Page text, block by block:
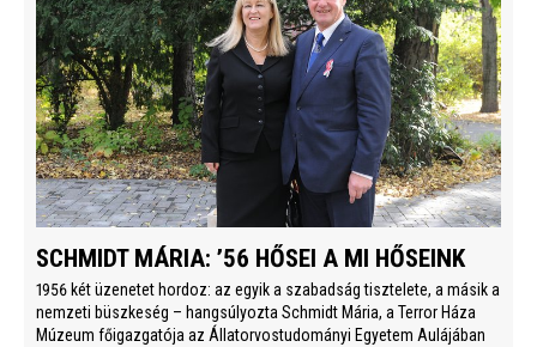
SCHMIDT MÁRIA: ’56 HŐSEI A MI HŐSEINK
1956 két üzenetet hordoz: az egyik a szabadság tisztelete, a másik a
nemzeti büszkeség – hangsúlyozta Schmidt Mária, a Terror Háza
Múzeum főigazgatója az Állatorvostudományi Egyetem Aulájában